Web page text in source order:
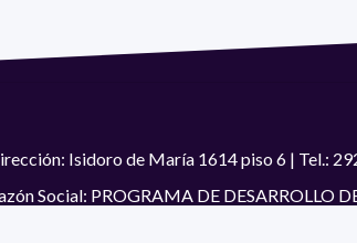
Isidoro de María 1614 piso 6 | Tel.:
Social: PROGRAMA DE DESARROLLO